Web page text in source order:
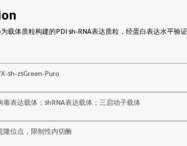
载体质粒构建的PDI sh-RNA表达质粒，经蛋白表达水平验
sh-zsGreen-Puro
毒表达载体；shRNA表达载体；三启动子载体
隆位点，限制性内切酶